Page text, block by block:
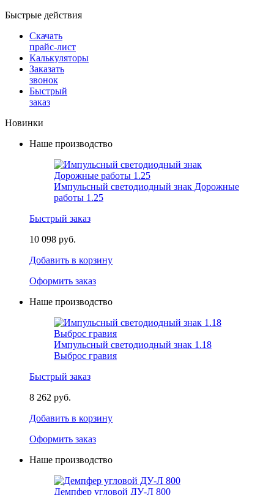
Быстрые действия
Скачать
прайс-лист
Калькуляторы
Заказать
звонок
Быстрый
заказ
Новинки
Наше производство
Импульсный светодиодный знак Дорожные
работы 1.25
Быстрый заказ
10 098 руб.
Добавить в корзину
Оформить заказ
Наше производство
Импульсный светодиодный знак 1.18
Выброс гравия
Быстрый заказ
8 262 руб.
Добавить в корзину
Оформить заказ
Наше производство
Демпфер угловой ДУ-Л 800